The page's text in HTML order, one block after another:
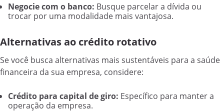
Negocie com o banco: Busque parcelar a dívida ou
trocar por uma modalidade mais vantajosa.
Alternativas ao crédito rotativo
Se você busca alternativas mais sustentáveis para a saúde
financeira da sua empresa, considere:
Crédito para capital de giro: Específico para manter a
operação da empresa.